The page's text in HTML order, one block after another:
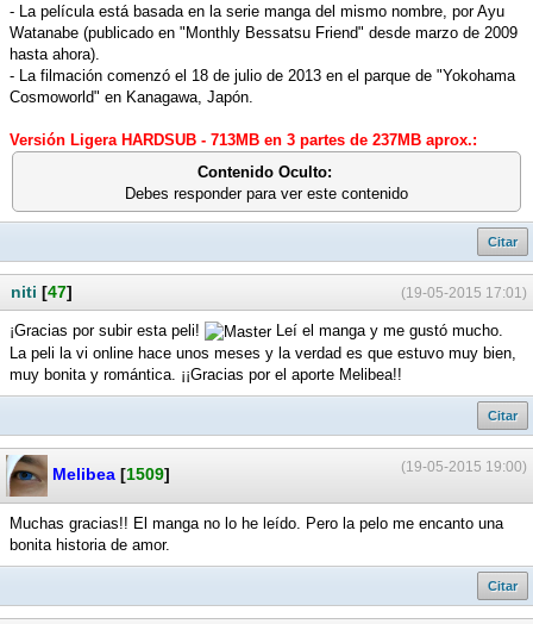
- La película está basada en la serie manga del mismo nombre, por Ayu
Watanabe (publicado en "Monthly Bessatsu Friend" desde marzo de 2009
hasta ahora).
- La filmación comenzó el 18 de julio de 2013 en el parque de "Yokohama
Cosmoworld" en Kanagawa, Japón.
Versión Ligera HARDSUB - 713MB en 3 partes de 237MB aprox.:
Contenido Oculto:
Debes responder para ver este contenido
Citar
(19-05-2015 17:01)
niti [47]
¡Gracias por subir esta peli!
Leí el manga y me gustó mucho.
La peli la vi online hace unos meses y la verdad es que estuvo muy bien,
muy bonita y romántica. ¡¡Gracias por el aporte Melibea!!
Citar
(19-05-2015 19:00)
Melibea [1509]
Muchas gracias!! El manga no lo he leído. Pero la pelo me encanto una
bonita historia de amor.
Citar